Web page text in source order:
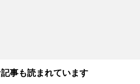
事も読まれています